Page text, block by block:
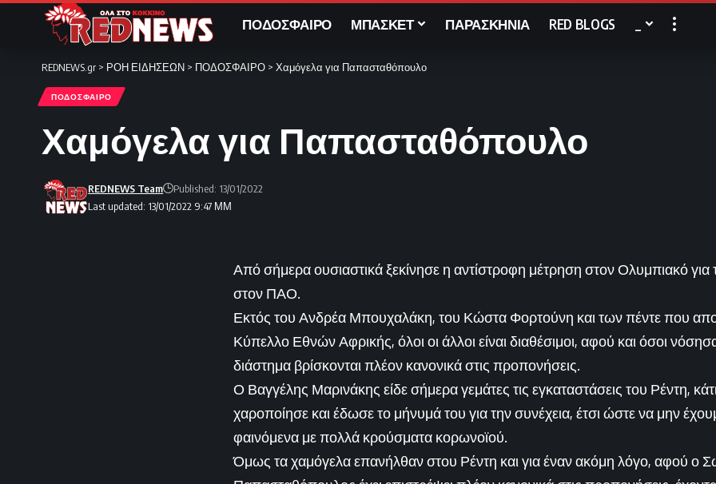
ΠΟΔΟΣΦΑΙΡΟ ΜΠΑΣΚΕΤ ΠΑΡΑΣΚΗΝΙΑ RED BLOGS
REDNEWS.gr > ΡΟΗ ΕΙΔΗΣΕΩΝ > ΠΟΔΟΣΦΑΙΡΟ > Χαμόγελα για Παπασταθόπουλο
ΠΟΔΟΣΦΑΙΡΟ
Χαμόγελα για Παπασταθόπουλο
Last updated: 13/01/2022 9:47 ΜΜ
REDNEWS Team Published: 13/01/2022
Από σήμερα ουσιαστικά ξεκίνησε η αντίστροφη μέτρηση στον Ολυμπιακό για
στον ΠΑΟ.
Εκτός του Ανδρέα Μπουχαλάκη, του Κώστα Φορτούνη και των πέντε που
Κύπελλο Εθνών Αφρικής, όλοι οι άλλοι είναι διαθέσιμοι, αφού και όσοι
διάστημα βρίσκονται πλέον κανονικά στις προπονήσεις.
Ο Βαγγέλης Μαρινάκης είδε σήμερα γεμάτες τις εγκαταστάσεις του Ρέντη,
χαροποίησε και έδωσε το μήνυμά του για την συνέχεια, έτσι ώστε να μην
φαινόμενα με πολλά κρούσματα κορωνοϊού.
Όμως τα χαμόγελα επανήλθαν στου Ρέντη και για έναν ακόμη λόγο, αφού ο